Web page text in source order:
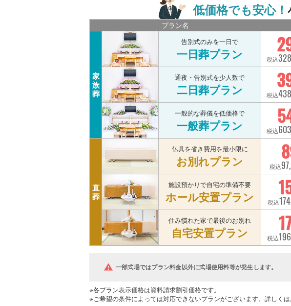
低価格でも安心！
プラン名
家
族
葬
告別式のみを一日で
一日葬プラン 税込
通夜・告別式を少人数で
二日葬プラン 税込
一般的な葬儀を低価格で
一般葬プラン 税込
直
葬
仏具を省き費用を最小限に
お別れプラン 税込
施設預かりで自宅の準備不要
ホール安置プラン 税込
住み慣れた家で最後のお別れ
自宅安置プラン 税込
一部式場ではプラン料金以外に式場使用料等が発生します。
※各プラン表示価格は資料請求割引価格です。
※ご希望の条件によっては対応できないプランがございます。詳しくは